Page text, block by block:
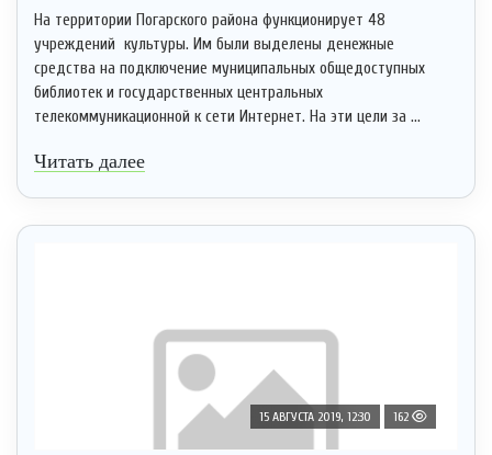
На территории Погарского района функционирует 48
учреждений культуры. Им были выделены денежные
средства на подключение муниципальных общедоступных
библиотек и государственных центральных
телекоммуникационной к сети Интернет. На эти цели за ...
Читать далее
15 АВГУСТА 2019, 12:30 162